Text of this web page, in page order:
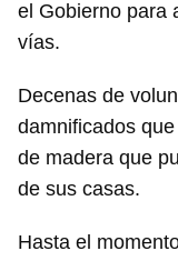
el Gobierno para
vías.
Decenas de
damnificados
de madera que
de sus casas.
Hasta el